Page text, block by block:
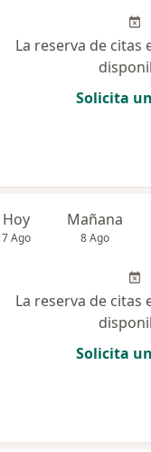
La reserva de citas
Solicita
Hoy
7 Ago
Mañana
8 Ago
La reserva de citas
Solicita